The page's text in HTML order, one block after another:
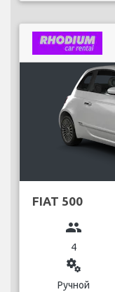
FIAT 500
group
4
miscellaneous_services
Ручной